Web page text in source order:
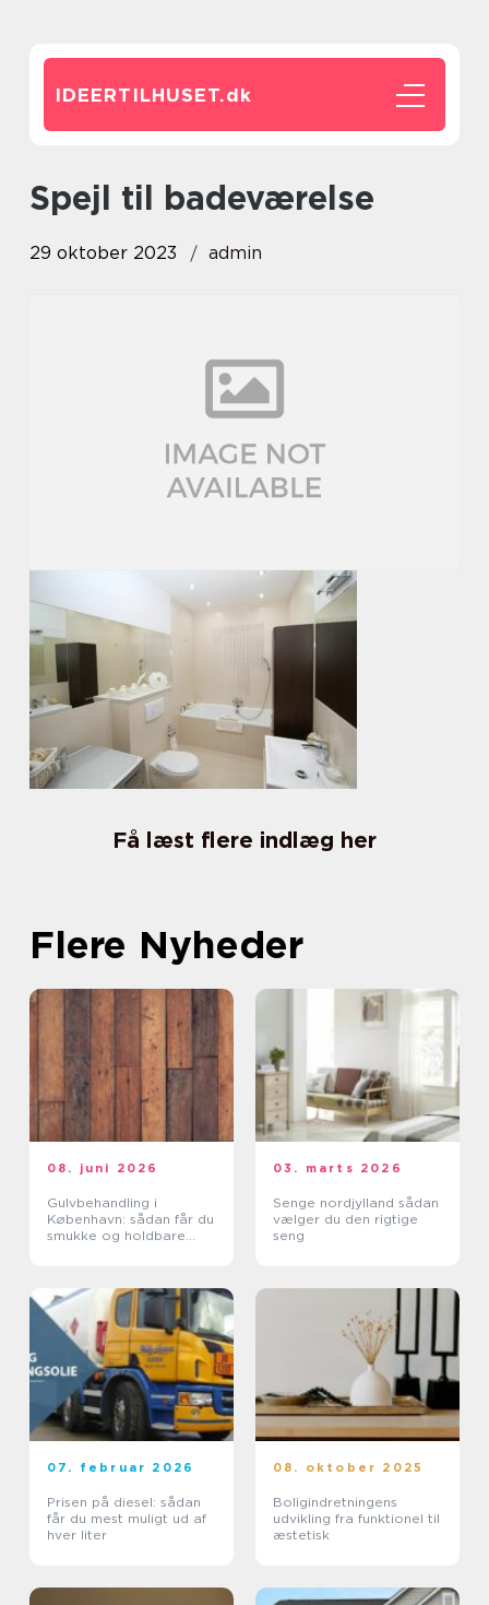
IDEERTILHUSET.dk
spejl til badeværelse
29 oktober 2023 admin
Få læst flere indlæg her
Flere Nyheder
08. juni 2026
Gulvbehandling i
København: sådan får du
smukke og holdbare
03. marts 2026
Senge nordjylland sådan
vælger du den rigtige
seng
07. februar 2026
Prisen på diesel: sådan
får du mest muligt ud af
hver liter
08. oktober 2025
Boligindretningens
udvikling fra funktionel til
æstetisk